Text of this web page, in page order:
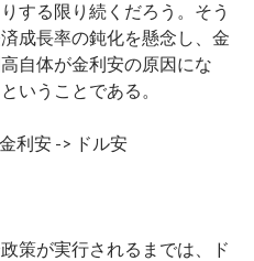
する限り続くだろう。そう
成長率の鈍化を懸念し、金
自体が金利安の原因にな
いうことである。
利安 -> ドル安
策が実行されるまでは、ド